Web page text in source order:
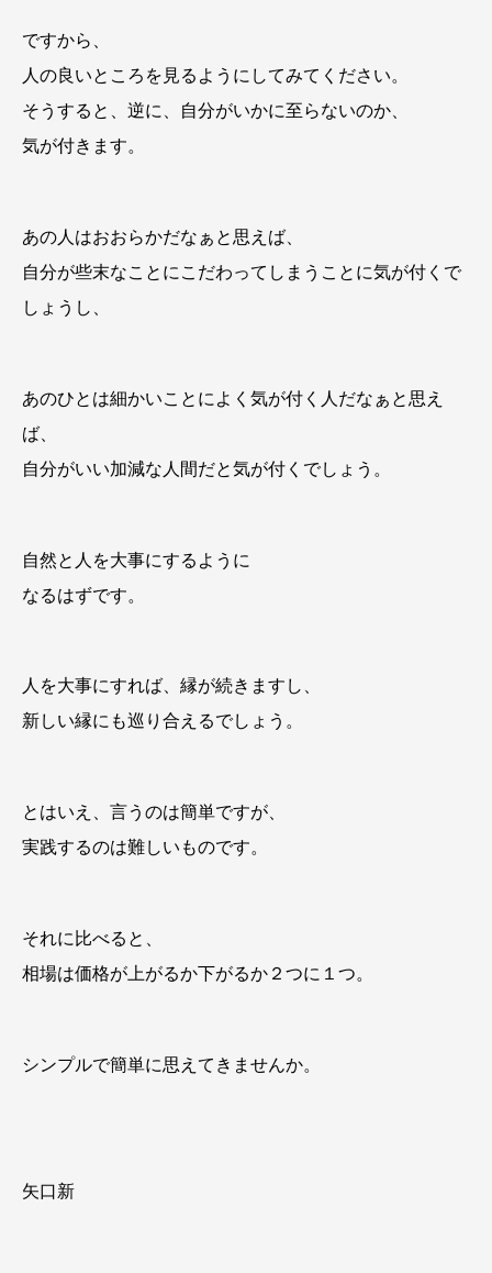
ですから、
人の良いところを見るようにしてみてください。
そうすると、逆に、自分がいかに至らないのか、
気が付きます。
あの人はおおらかだなぁと思えば、
自分が些末なことにこだわってしまうことに気が付くで
しょうし、
あのひとは細かいことによく気が付く人だなぁと思え
ば、
自分がいい加減な人間だと気が付くでしょう。
自然と人を大事にするように
なるはずです。
人を大事にすれば、縁が続きますし、
新しい縁にも巡り合えるでしょう。
とはいえ、言うのは簡単ですが、
実践するのは難しいものです。
それに比べると、
相場は価格が上がるか下がるか２つに１つ。
シンプルで簡単に思えてきませんか。
矢口新